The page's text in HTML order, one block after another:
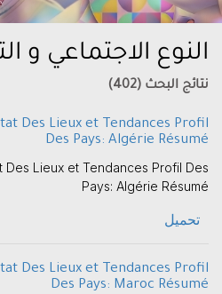
النوع الاجتماعي و
نتائج البحث (402)
Des Lieux et Tendances Profil
Des Pays: Algérie Résumé
Des Lieux et Tendances Profil Des
Pays: Algérie Résumé
تحميل
Des Lieux et Tendances Profil
Des Pays: Maroc Résumé